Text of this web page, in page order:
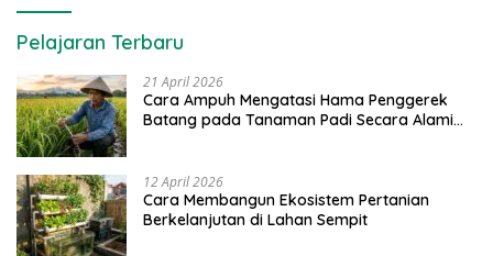
Pelajaran Terbaru
21 April 2026
Cara Ampuh Mengatasi Hama Penggerek
Batang pada Tanaman Padi Secara Alami
12 April 2026
Cara Membangun Ekosistem Pertanian
Berkelanjutan di Lahan Sempit